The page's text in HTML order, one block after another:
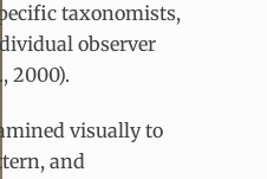
taxonomists,
observer
2000).
visually to
and